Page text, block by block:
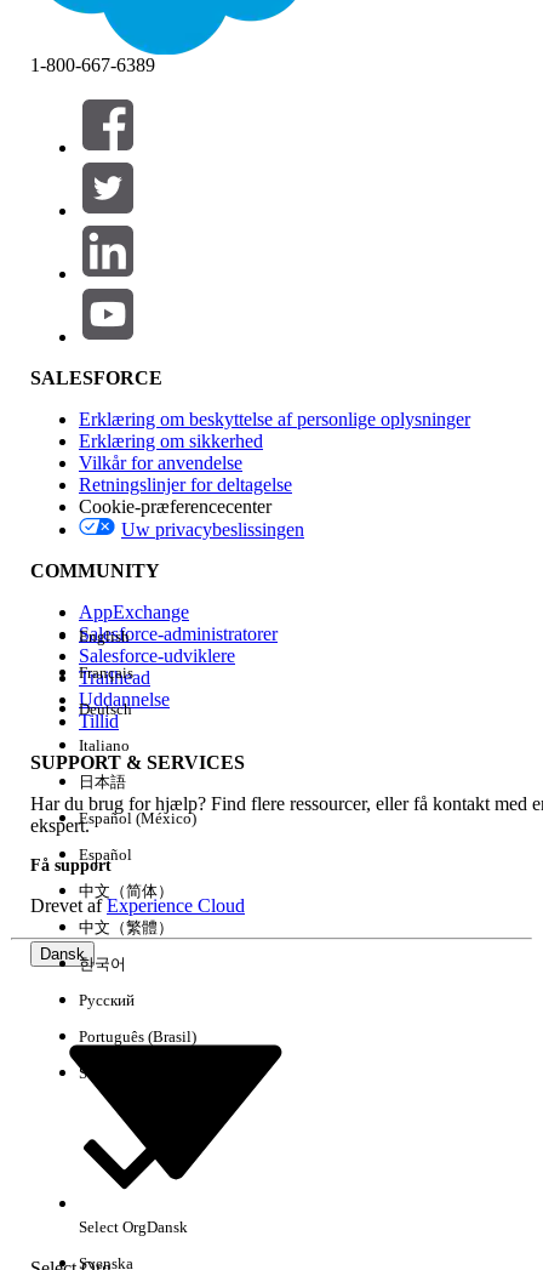
Filtre (0)
VÆLG FILTRE
Produktområde
Funktionspåvirkning
Version
Experience
Ryd alle Udført
Her er nogle søgetips
Kontroller stavemåden for dine søgeord.
1-800-667-6389
SALESFORCE
Erklæring om beskyttelse af personlige oplysninger
Erklæring om sikkerhed
Vilkår for anvendelse
Retningslinjer for deltagelse
Cookie-præferencecenter
Uw privacybeslissingen
COMMUNITY
AppExchange
Salesforce-administratorer
Salesforce-udviklere
Trailhead
Uddannelse
Tillid
SUPPORT & SERVICES
Har du brug for hjælp? Find flere ressourcer, eller få kontakt med
ekspert.
Få support
Drevet afExperience Cloud
Dansk
English
Français
Deutsch
Italiano
日本語
Español (México)
Español
中文（简体）
中文（繁體）
한국어
Русский
Português (Brasil)
Suomi
Select OrgDansk
Svenska